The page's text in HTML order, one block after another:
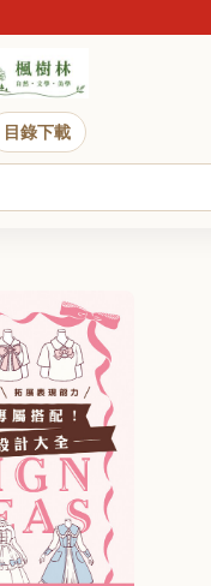
目錄下載